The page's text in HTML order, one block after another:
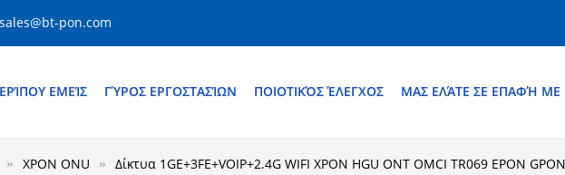
sales@bt-pon.com
ΕΜΕΊΣ ΓΎΡΟΣ ΕΡΓΟΣΤΑΣΊΩΝ ΠΟΙΟΤΙΚΌΣ ΈΛΕΓΧΟΣ ΜΑΣ ΕΛΆΤΕ ΣΕ ΕΠΑΦΉ ΜΕ
XPON ONU Δίκτυα 1GE+3FE+VOIP+2.4G WIFI XPON HGU ONT OMCI TR069 EPON GPON